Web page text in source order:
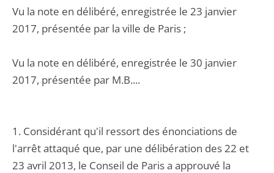
Vu la note en délibéré, enregistrée le 23 janvier
2017, présentée par la ville de Paris ;
Vu la note en délibéré, enregistrée le 30 janvier
2017, présentée par M.B....
1. Considérant qu'il ressort des énonciations de
l'arrêt attaqué que, par une délibération des 22 et
23 avril 2013, le Conseil de Paris a approuvé la